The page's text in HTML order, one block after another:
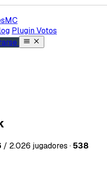
MC
Plugin Votos
/ 2.026 jugadores ·538